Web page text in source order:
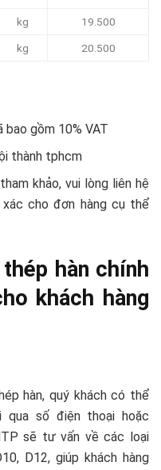
kg 19.500
kg 20.500
gồm 10% VAT
thành tphcm
khảo, vui lòng liên hệ
cho đơn hàng cụ thể
hàn chính
khách hàng
hàn, quý khách có thể
số điện thoại hoặc
sẽ tư vấn về các loại
D12, giúp khách hàng